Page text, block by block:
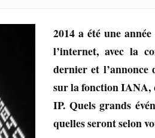
2014 a été une
l’internet, avec la
dernier et
sur la fonction IANA,
IP. Quels grands
quelles seront selon